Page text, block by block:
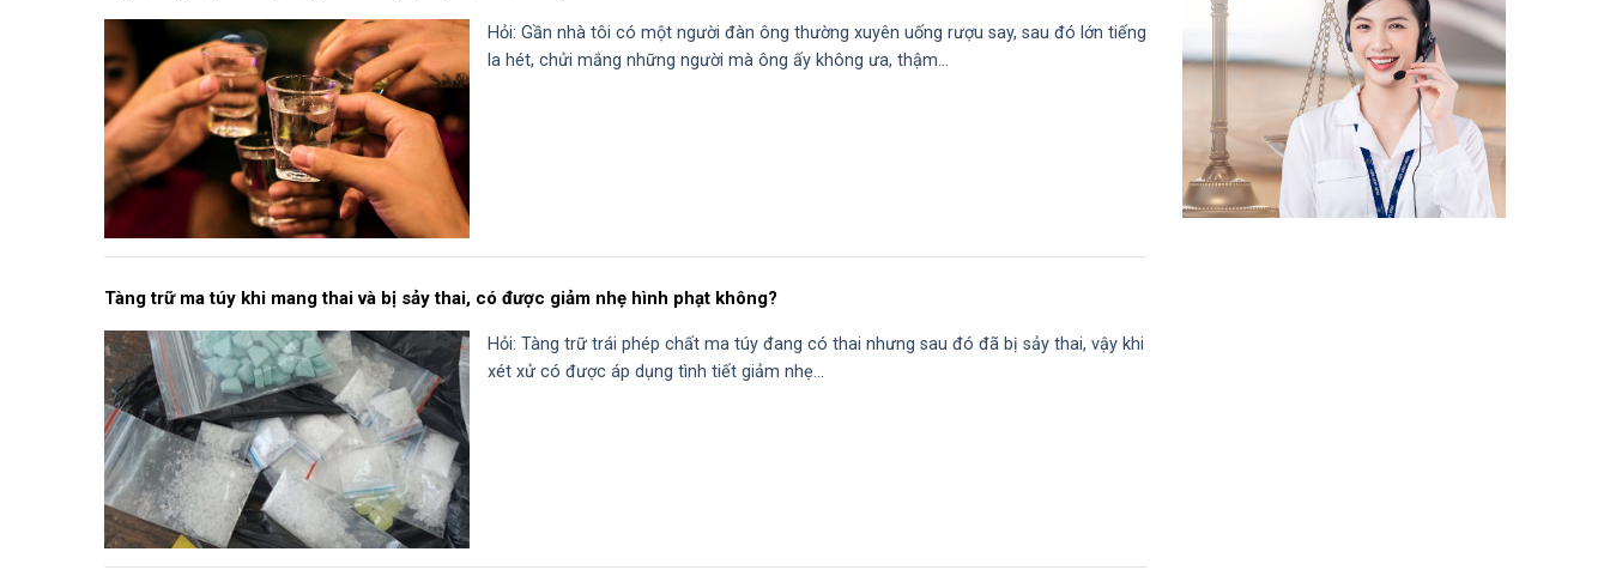
Hỏi: Gần nhà tôi có một người đàn ông thường xuyên uống rượu say, sau đó lớn tiếng
la hét, chửi mắng những người mà ông ấy không ưa, thậm...
Tàng trữ ma túy khi mang thai và bị sảy thai, có được giảm nhẹ hình phạt không?
Hỏi: Tàng trữ trái phép chất ma túy đang có thai nhưng sau đó đã bị sảy thai, vậy khi
xét xử có được áp dụng tình tiết giảm nhẹ...